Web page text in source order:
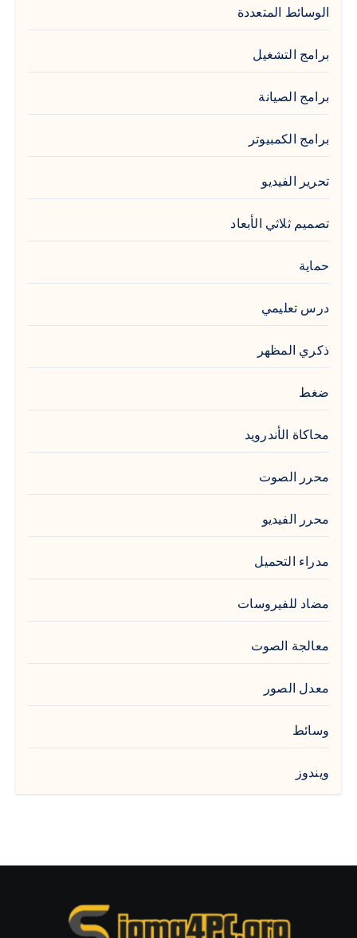
الوسائط المتعددة
برامج التشغيل
برامج الصيانة
برامج الكمبيوتر
تحرير الفيديو
تصميم ثلاثي الأبعاد
حماية
درس تعليمي
ذكري المظهر
ضغط
محاكاة الأندرويد
محرر الصوت
محرر الفيديو
مدراء التحميل
مضاد للفيروسات
معالجة الصوت
معدل الصور
وسائط
ويندوز